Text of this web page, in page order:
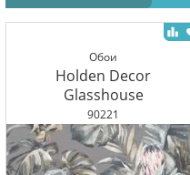
Обои
Holden Decor
Glasshouse
90221